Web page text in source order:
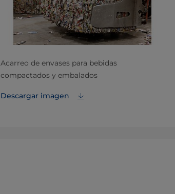
Acarreo de envases para bebidas
compactados y embalados
Descargar imagen